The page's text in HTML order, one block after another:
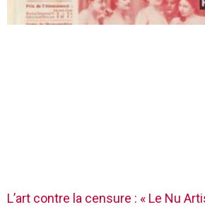
L’art contre la censure : « Le Nu